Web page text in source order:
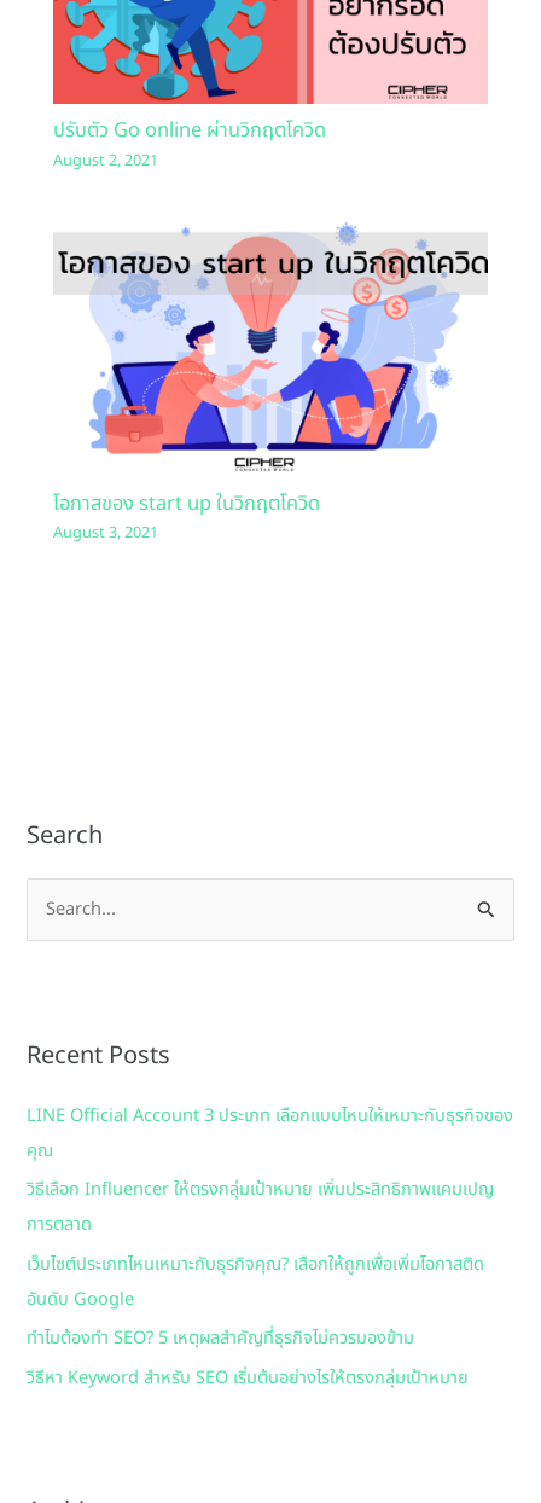
ปรับตัว Go online ผ่านวิกฤตโควิด
August 2, 2021
โอกาสของ start up ในวิกฤตโควิด
August 3, 2021
Search
e
c
f
o
r
:
Recent Posts
LINE Official Account 3 ประเภท เลือกแบบไหนให้เหมาะกับธุรกิจของ
คุณ
วิธีเลือก Influencer ให้ตรงกลุ่มเป้าหมาย เพิ่มประสิทธิภาพแคมเปญ
การตลาด
เว็บไซต์ประเภทไหนเหมาะกับธุรกิจคุณ? เลือกให้ถูกเพื่อเพิ่มโอกาสติด
อันดับ Google
ทำไมต้องทำ SEO? 5 เหตุผลสำคัญที่ธุรกิจไม่ควรมองข้าม
วิธีหา Keyword สำหรับ SEO เริ่มต้นอย่างไรให้ตรงกลุ่มเป้าหมาย